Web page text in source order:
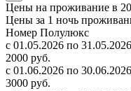
Цены на проживание в
Цены за 1 ночь
Номер Полулюкс
с 01.05.2026 по 31.05.2026
2000 руб.
с 01.06.2026 по 30.06.2026
3000 руб.